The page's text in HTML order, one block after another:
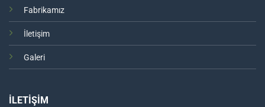
Fabrikamız
İletişim
Galeri
İLETİŞİM